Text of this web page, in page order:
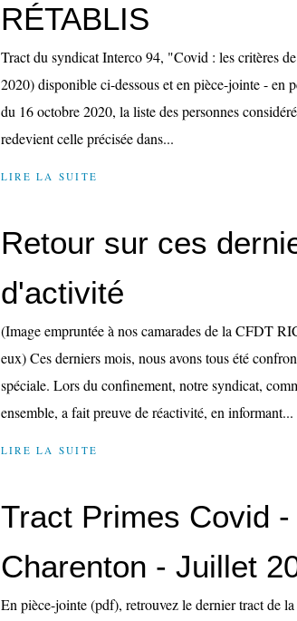
RÉTABLIS
Tract du syndicat Interco 94, "Covid : les critères
2020) disponible ci-dessous et en pièce-jointe - en
du 16 octobre 2020, la liste des personnes
redevient celle précisée dans...
LIRE LA SUITE
Retour sur ces
d'activité
(Image empruntée à nos camarades de la CFDT
eux) Ces derniers mois, nous avons tous été
spéciale. Lors du confinement, notre syndicat,
ensemble, a fait preuve de réactivité, en informant...
LIRE LA SUITE
Tract Primes Covid
Charenton - Juillet
En pièce-jointe (pdf), retrouvez le dernier tract de